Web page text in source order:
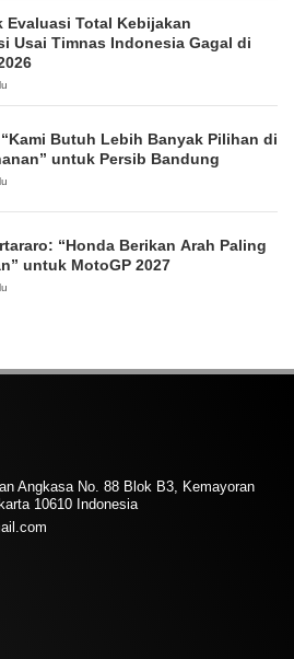
Evaluasi Total Kebijakan
Usai Timnas Indonesia Gagal di
Butuh Lebih Banyak Pilihan di
untuk Persib Bandung
“Honda Berikan Arah Paling
untuk MotoGP 2027
Angkasa No. 88 Blok B3, Kemayoran
10610 Indonesia